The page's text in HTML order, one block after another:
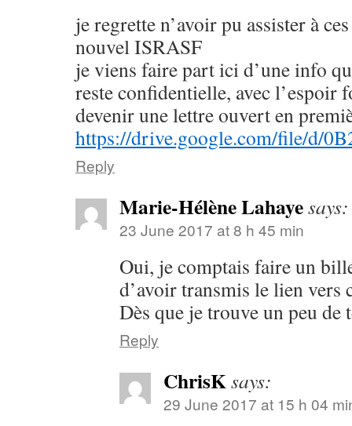
je regrette n’avoir pu assister à
nouvel ISRASF
je viens faire part ici d’une info
reste confidentielle, avec l’espoir
devenir une lettre ouvert en
https://drive.google.com/file/d/
Reply
Marie-Hélène Lahayesays:
23 June 2017 at 8 h 45 min
Oui, je comptais faire un
d’avoir transmis le lien vers
Dès que je trouve un peu
Reply
ChrisKsays:
29 June 2017 at 15 h 04